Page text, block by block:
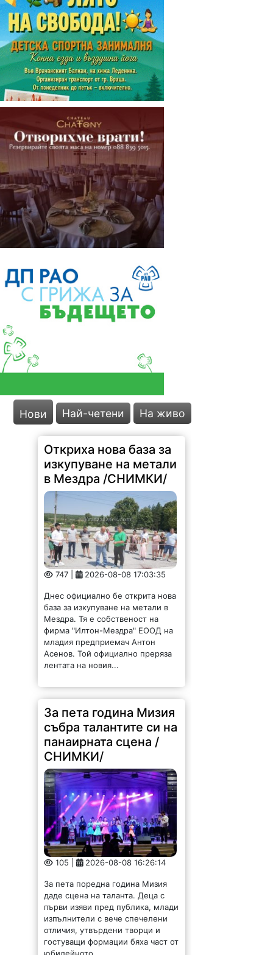
Нови Най-четени На живо
Откриха нова база за
изкупуване на метали
в Мездра /СНИМКИ/
747 | 2026-08-08 17:03:35
Днес официално бе открита нова
база за изкупуване на метали в
Мездра. Тя е собственост на
фирма "Илтон-Мездра" ЕООД на
младия предприемач Антон
Асенов. Той официално преряза
лентата на новия...
За пета година Мизия
събра талантите си на
панаирната сцена /
СНИМКИ/
105 | 2026-08-08 16:26:14
За пета поредна година Мизия
даде сцена на таланта. Деца с
първи изяви пред публика, млади
изпълнители с вече спечелени
отличия, утвърдени творци и
гостуващи формации бяха част от